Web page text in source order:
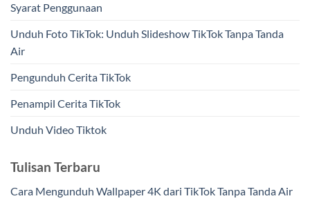
Syarat Penggunaan
Unduh Foto TikTok: Unduh Slideshow TikTok Tanpa Tanda
Air
Pengunduh Cerita TikTok
Penampil Cerita TikTok
Unduh Video Tiktok
Tulisan Terbaru
Cara Mengunduh Wallpaper 4K dari TikTok Tanpa Tanda Air